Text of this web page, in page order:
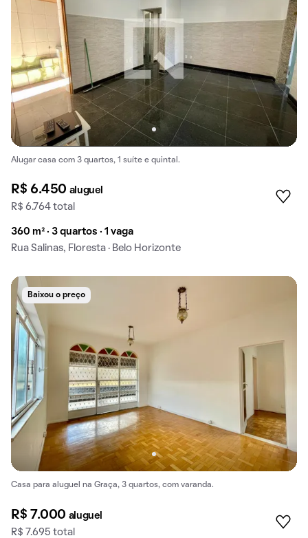
Alugar casa com 3 quartos, 1 suíte e quintal.
R$ 6.450 aluguel
R$ 6.764 total
360 m² · 3 quartos · 1 vaga
Rua Salinas, Floresta · Belo Horizonte
Baixou o preço
Casa para aluguel na Graça, 3 quartos, com varanda.
R$ 7.000 aluguel
R$ 7.695 total